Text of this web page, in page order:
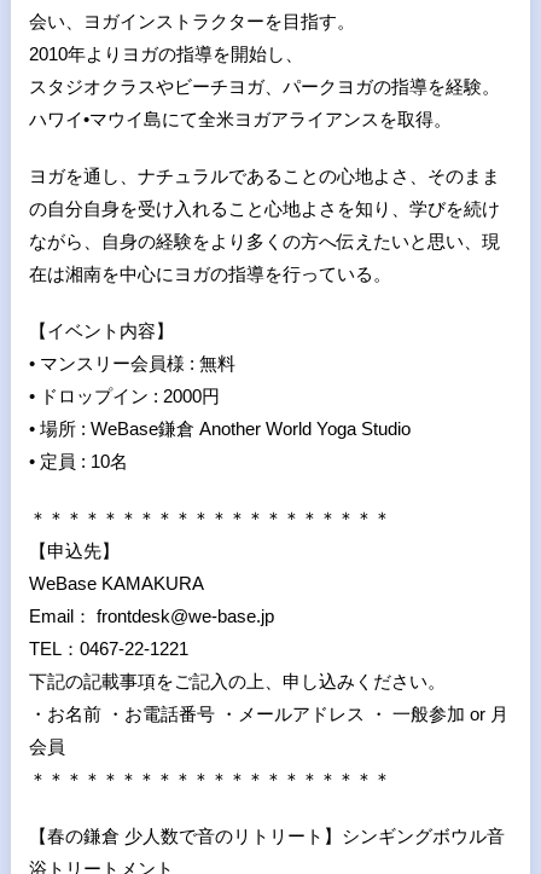
会い、ヨガインストラクターを目指す。
2010年よりヨガの指導を開始し、
スタジオクラスやビーチヨガ、パークヨガの指導を経験。
ハワイ•マウイ島にて全米ヨガアライアンスを取得。
ヨガを通し、ナチュラルであることの心地よさ、そのまま
の自分自身を受け入れること心地よさを知り、学びを続け
ながら、自身の経験をより多くの方へ伝えたいと思い、現
在は湘南を中心にヨガの指導を行っている。
【イベント内容】
• マンスリー会員様 : 無料
• ドロップイン : 2000円
• 場所 : WeBase鎌倉 Another World Yoga Studio
• 定員 : 10名
＊＊＊＊＊＊＊＊＊＊＊＊＊＊＊＊＊＊＊＊
【申込先】
WeBase KAMAKURA
Email： frontdesk@we-base.jp
TEL：0467-22-1221
下記の記載事項をご記入の上、申し込みください。
・お名前 ・お電話番号 ・メールアドレス ・ 一般参加 or 月
会員
＊＊＊＊＊＊＊＊＊＊＊＊＊＊＊＊＊＊＊＊
【春の鎌倉 少人数で音のリトリート】シンギングボウル音
浴トリートメント